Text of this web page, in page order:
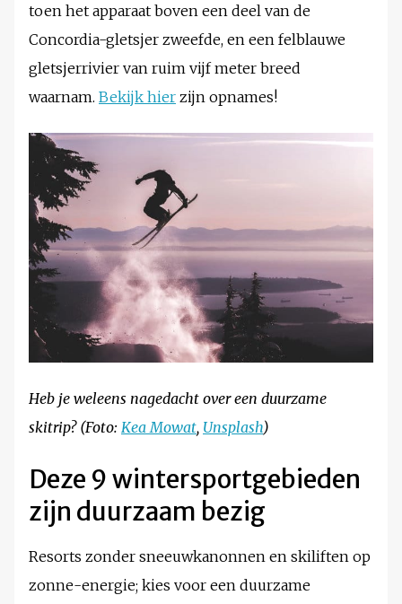
toen het apparaat boven een deel van de
Concordia-gletsjer zweefde, en een felblauwe
gletsjerrivier van ruim vijf meter breed
waarnam. Bekijk hier zijn opnames!
Heb je weleens nagedacht over een duurzame
skitrip? (Foto: Kea Mowat, Unsplash)
Deze 9 wintersportgebieden
zijn duurzaam bezig
Resorts zonder sneeuwkanonnen en skiliften op
zonne-energie; kies voor een duurzame